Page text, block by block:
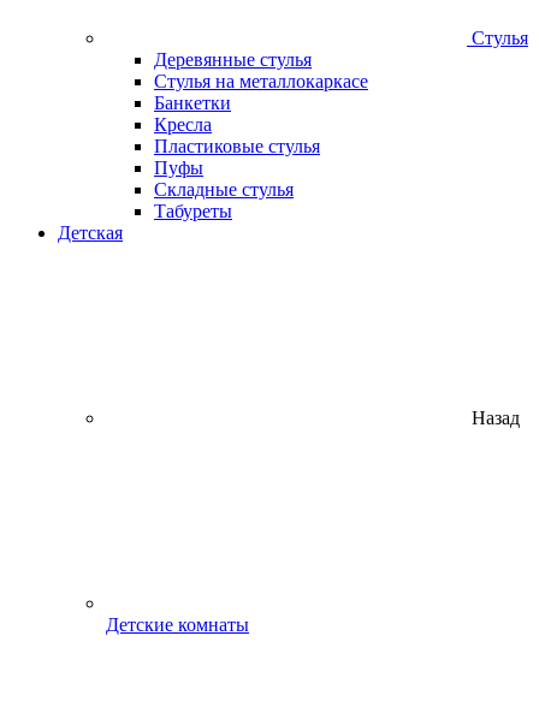
Стулья
Деревянные стулья
Стулья на металлокаркасе
Банкетки
Кресла
Пластиковые стулья
Пуфы
Складные стулья
Табуреты
Детская
Назад
Детские комнаты